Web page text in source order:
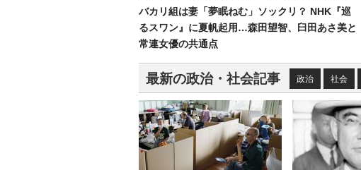
バカリ組は妻「夢眠ねむ」ソックリ？ NHK『巡
るスワン』に夏帆起用…森田望智、臼田あさ美と
常連女優の共通点
最新の政治・社会記事 政治 社会